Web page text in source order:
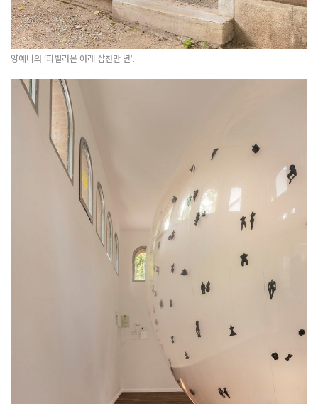
양예나의 ‘파빌리온 아래 삼천만 년’.